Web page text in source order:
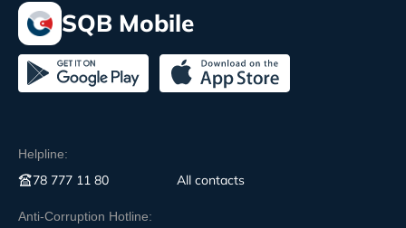
SQB Mobile
Helpline:
78 777 11 80 All contacts
Anti-Corruption Hotline: